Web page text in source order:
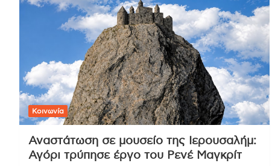
Κοινωνία
Αναστάτωση σε μουσείο της Ιερουσαλήμ:
Αγόρι τρύπησε έργο του Ρενέ Μαγκρίτ